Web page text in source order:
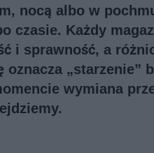
nocą albo w
czasie. Każdy
i sprawność, a
oznacza „starzenie”
wymiana